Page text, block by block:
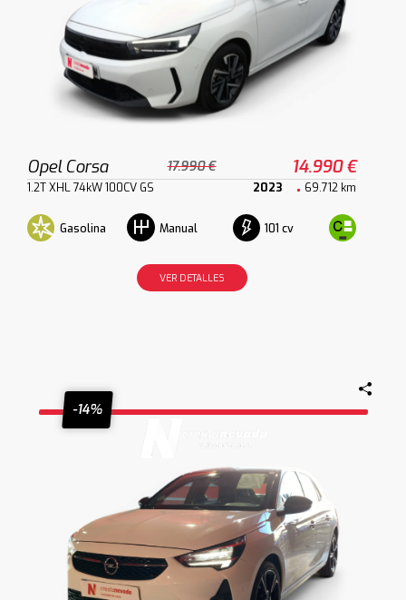
Opel Corsa 17.990 € 14.990 €
1.2T XHL 74kW 100CV GS 2023 69.712 km
Gasolina Manual 101 cv
VER DETALLES
-14%